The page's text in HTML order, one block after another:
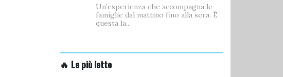
Un’esperienza che accompagna le
famiglie dal mattino fino alla sera. È
questa la...
🔥 Le più lette